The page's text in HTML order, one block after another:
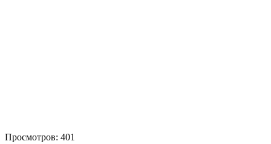
Просмотров: 401